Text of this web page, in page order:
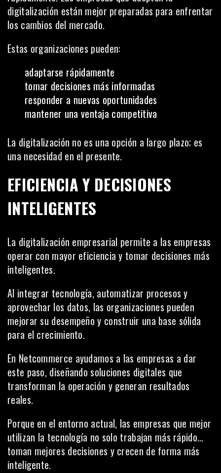
digitalización están mejor preparadas para enfrentar
los cambios del mercado.
Estas organizaciones pueden:
adaptarse rápidamente
tomar decisiones más informadas
responder a nuevas oportunidades
mantener una ventaja competitiva
La digitalización no es una opción a largo plazo; es
una necesidad en el presente.
EFICIENCIA Y DECISIONES
INTELIGENTES
La digitalización empresarial permite a las empresas
operar con mayor eficiencia y tomar decisiones más
inteligentes.
Al integrar tecnología, automatizar procesos y
aprovechar los datos, las organizaciones pueden
mejorar su desempeño y construir una base sólida
para el crecimiento.
En Netcommerce ayudamos a las empresas a dar
este paso, diseñando soluciones digitales que
transforman la operación y generan resultados
reales.
Porque en el entorno actual, las empresas que mejor
utilizan la tecnología no solo trabajan más rápido…
toman mejores decisiones y crecen de forma más
inteligente.